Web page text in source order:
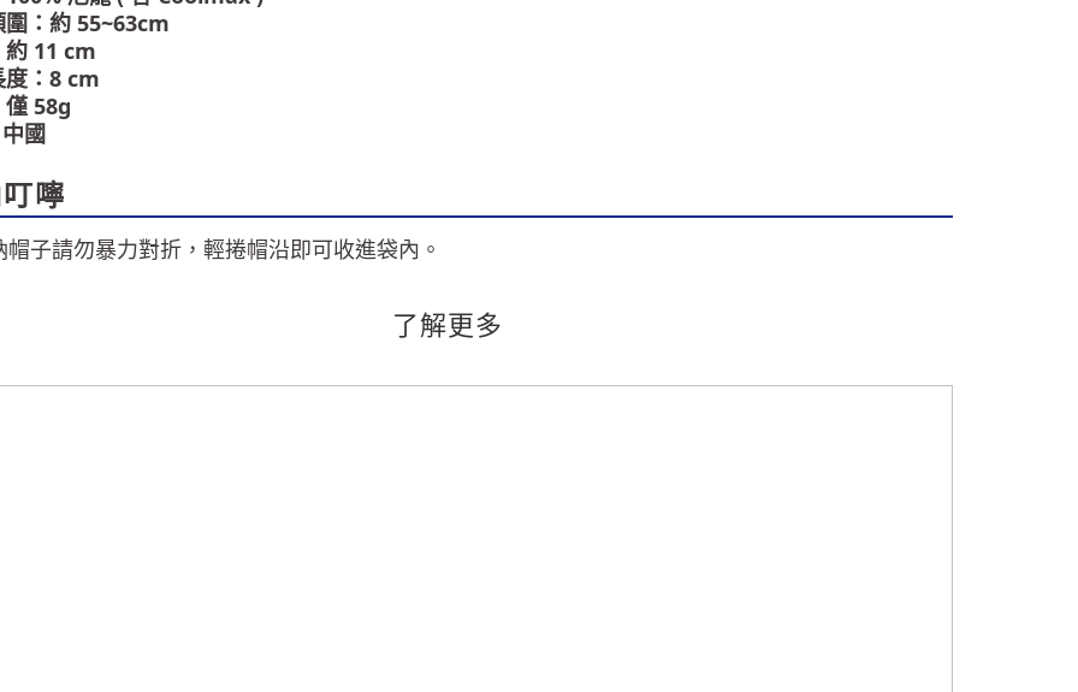
圍：約 55~63cm
約 11 cm
度：8 cm
58g
國
嚀
帽子請勿暴力對折，輕捲帽沿即可收進袋內。
了解更多